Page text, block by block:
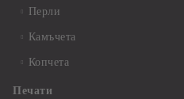
Перли
Камъчета
Копчета
Печати